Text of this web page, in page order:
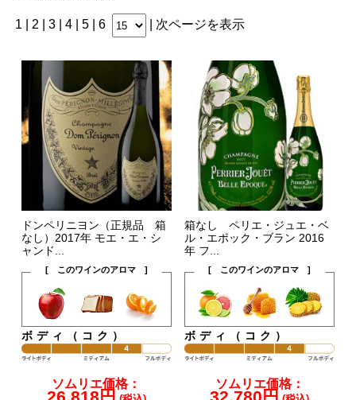
1 | 2| 3| 4| 5| 6 次ページを表示
ドンペリニヨン（正規品 箱
なし）2017年 モエ・エ・シ
ャンド...
[ このワインのアロマ ]
ボディ（コク）
ソムリエ価格：
箱なし ペリエ・ジュエ・ベ
ル・エポック・ブラン 2016
年 フ...
[ このワインのアロマ ]
ボディ（コク）
ソムリエ価格：